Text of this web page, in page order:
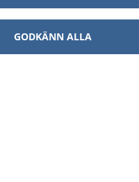
GODKÄNN ALLA